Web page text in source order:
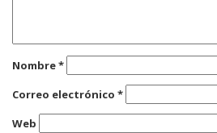
Nombre*
Correo electrónico *
Web